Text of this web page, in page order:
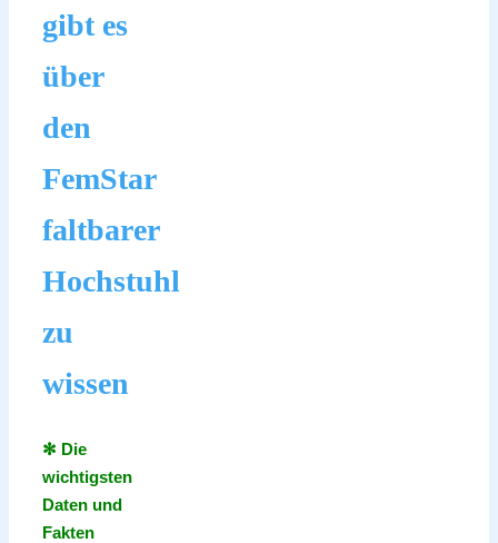
gibt es
über
den
FemStar
faltbarer
Hochstuhl
zu
wissen
✻ Die
wichtigsten
Daten und
Fakten